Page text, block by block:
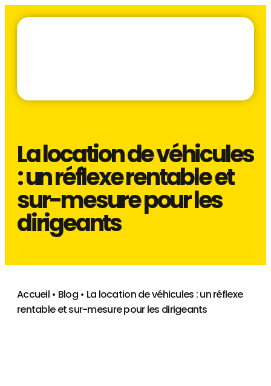
La location de véhicules
: un réflexe rentable et
sur-mesure pour les
dirigeants
Accueil• Blog• La location de véhicules : un réflexe
rentable et sur-mesure pour les dirigeants